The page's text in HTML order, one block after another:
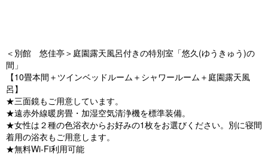
u
＜別館 悠佳亭＞庭園露天風呂付きの特別室「悠久(ゆうきゅう)の
間」
【10畳本間＋ツインベッドルーム＋シャワールーム＋庭園露天風
呂】
★三面鏡もご用意しています。
★遠赤外線暖房畳・加湿空気清浄機を標準装備。
★女性は２種の色浴衣からお好みの1枚をお選びください。別に寝間
着用の浴衣もご用意します。
★無料Wi-Fi利用可能